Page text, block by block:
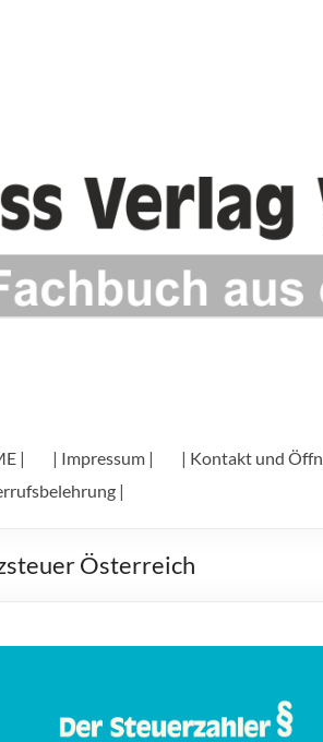
| | Impressum | | Kontakt und
|
Österreich